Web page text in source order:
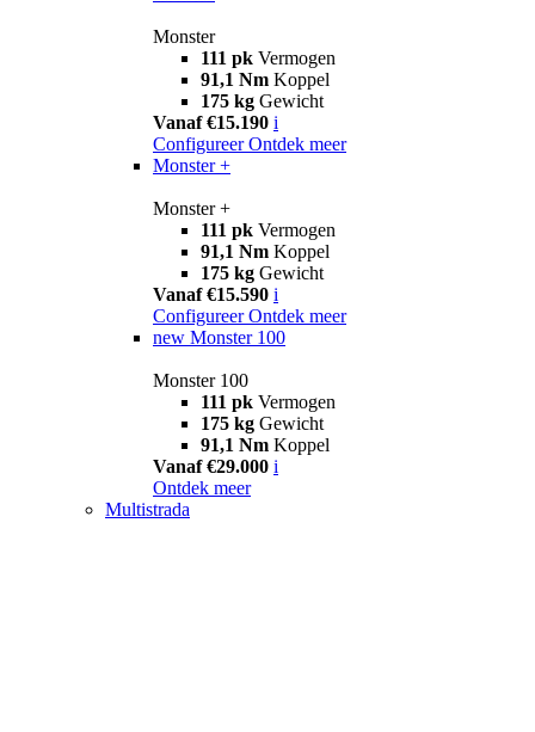
Monster
111 pk Vermogen
91,1 Nm Koppel
175 kg Gewicht
Vanaf €15.190 i
Configureer Ontdek meer
Monster +
Monster +
111 pk Vermogen
91,1 Nm Koppel
175 kg Gewicht
Vanaf €15.590 i
Configureer Ontdek meer
new Monster 100
Monster 100
111 pk Vermogen
175 kg Gewicht
91,1 Nm Koppel
Vanaf €29.000 i
Ontdek meer
Multistrada